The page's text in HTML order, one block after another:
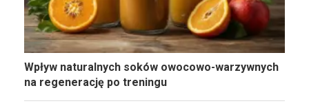
Wpływ naturalnych soków owocowo-warzywnych
na regenerację po treningu